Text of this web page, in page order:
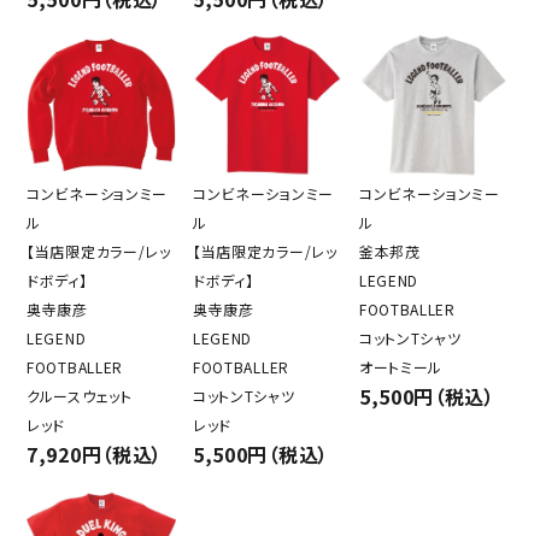
コンビネーションミー
ル
【当店限定カラー/レッ
ドボディ】
奥寺康彦
LEGEND
FOOTBALLER
クルースウェット
レッド
7,920円（税込）
コンビネーションミー
ル
【当店限定カラー/レッ
ドボディ】
奥寺康彦
LEGEND
FOOTBALLER
コットンTシャツ
レッド
5,500円（税込）
コンビネーションミー
ル
釜本邦茂
LEGEND
FOOTBALLER
コットンTシャツ
オートミール
5,500円（税込）